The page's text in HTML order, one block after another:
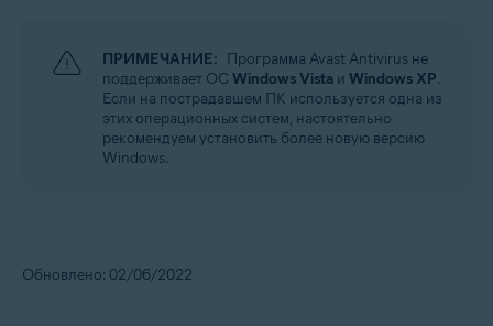
ПРИМЕЧАНИЕ: Программа Avast Antivirus не
поддерживает ОС Windows Vista и Windows XP.
Если на пострадавшем ПК используется одна из
этих операционных систем, настоятельно
рекомендуем установить более новую версию
Windows.
Обновлено: 02/06/2022